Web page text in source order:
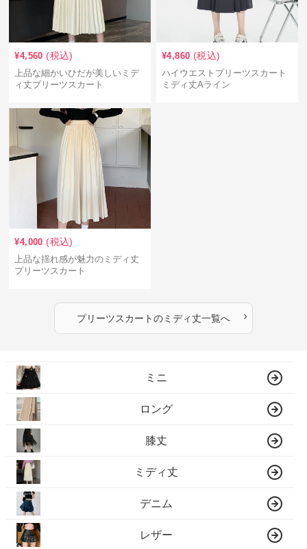
¥4,560 (税込)
上品な細かいひだが美しいミデ
ィ丈プリーツスカート
¥4,860 (税込)
ハイウエストプリーツスカート
ミディ丈Aライン
¥4,000 (税込)
上品な揺れ感が魅力のミディ丈
プリーツスカート
プリーツスカートのミディ丈一覧へ ›
ミニ
ロング
膝丈
ミディ丈
デニム
レザー